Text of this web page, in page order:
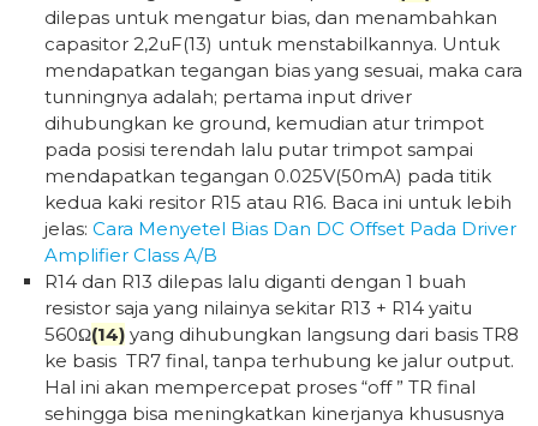
dilepas untuk mengatur bias, dan menambahkan
capasitor 2,2uF(13) untuk menstabilkannya. Untuk
mendapatkan tegangan bias yang sesuai, maka cara
tunningnya adalah; pertama input driver
dihubungkan ke ground, kemudian atur trimpot
pada posisi terendah lalu putar trimpot sampai
mendapatkan tegangan 0.025V(50mA) pada titik
kedua kaki resitor R15 atau R16. Baca ini untuk lebih
jelas:Cara Menyetel Bias Dan DC Offset Pada Driver
Amplifier Class A/B
R14 dan R13 dilepas lalu diganti dengan 1 buah
resistor saja yang nilainya sekitar R13 + R14 yaitu
560Ω(14) yang dihubungkan langsung dari basis TR8
ke basis TR7 final, tanpa terhubung ke jalur output.
Hal ini akan mempercepat proses “off ” TR final
sehingga bisa meningkatkan kinerjanya khususnya